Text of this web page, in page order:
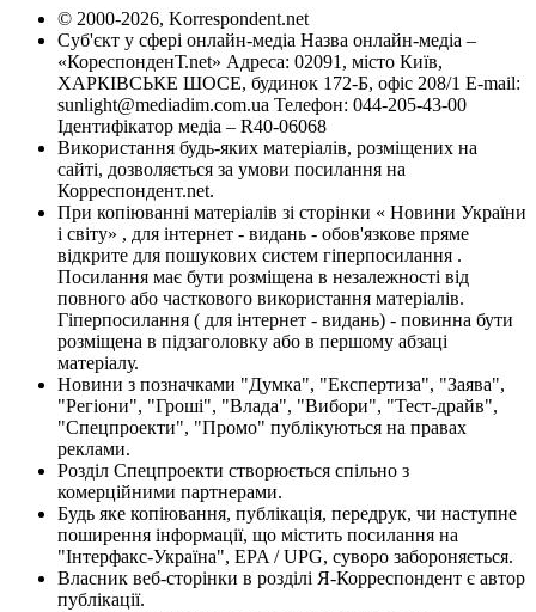
© 2000-2026, Korrespondent.net
Суб'єкт у сфері онлайн-медіа Назва онлайн-медіа –
«КореспонденТ.net» Адреса: 02091, місто Київ,
ХАРКІВСЬКЕ ШОСЕ, будинок 172-Б, офіс 208/1 E-mail:
sunlight@mediadim.com.ua Телефон: 044-205-43-00
Ідентифікатор медіа – R40-06068
Використання будь-яких матеріалів, розміщених на
сайті, дозволяється за умови посилання на
Корреспондент.net.
При копіюванні матеріалів зі сторінки « Новини України
і світу» , для інтернет - видань - обов'язкове пряме
відкрите для пошукових систем гіперпосилання .
Посилання має бути розміщена в незалежності від
повного або часткового використання матеріалів.
Гіперпосилання ( для інтернет - видань) - повинна бути
розміщена в підзаголовку або в першому абзаці
матеріалу.
Новини з позначками "Думка", "Експертиза", "Заява",
"Регіони", "Гроші", "Влада", "Вибори", "Тест-драйв",
"Спецпроекти", "Промо" публікуються на правах
реклами.
Розділ Спецпроекти створюється спільно з
комерційними партнерами.
Будь яке копіювання, публікація, передрук, чи наступне
поширення інформації, що містить посилання на
"Інтерфакс-Україна", EPA / UPG, суворо забороняється.
Власник веб-сторінки в розділі Я-Корреспондент є автор
публікації.